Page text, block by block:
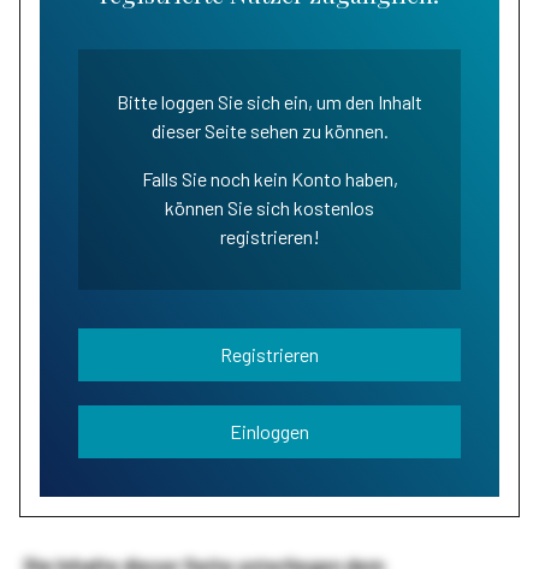
Bitte loggen Sie sich ein, um den Inhalt
dieser Seite sehen zu können.
Falls Sie noch kein Konto haben,
können Sie sich kostenlos
registrieren!
Registrieren
Einloggen